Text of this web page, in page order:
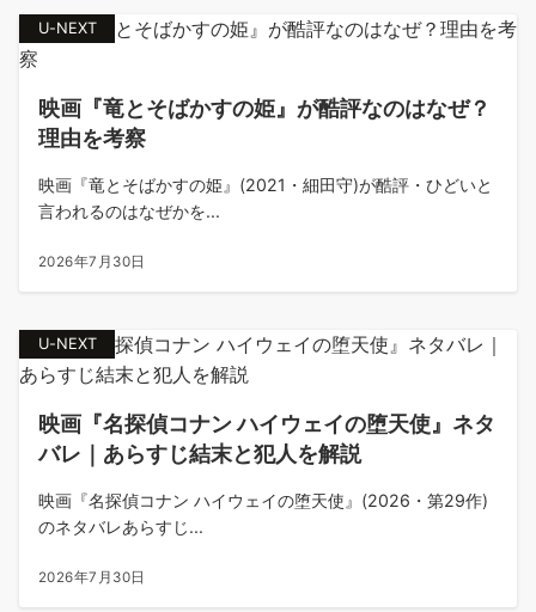
U-NEXT
映画『竜とそばかすの姫』が酷評なのはなぜ？
理由を考察
映画『竜とそばかすの姫』(2021・細田守)が酷評・ひどいと
言われるのはなぜかを...
2026年7月30日
U-NEXT
映画『名探偵コナン ハイウェイの堕天使』ネタ
バレ｜あらすじ結末と犯人を解説
映画『名探偵コナン ハイウェイの堕天使』(2026・第29作)
のネタバレあらすじ...
2026年7月30日